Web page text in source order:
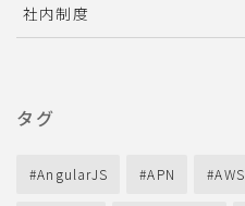
社内制度
タグ
AngularJS APN AWS